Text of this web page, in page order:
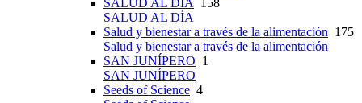
SALUD AL DÍA 158
SALUD AL DÍA
Salud y bienestar a través de la alimentación 175
Salud y bienestar a través de la alimentación
SAN JUNÍPERO 1
SAN JUNÍPERO
Seeds of Science 4